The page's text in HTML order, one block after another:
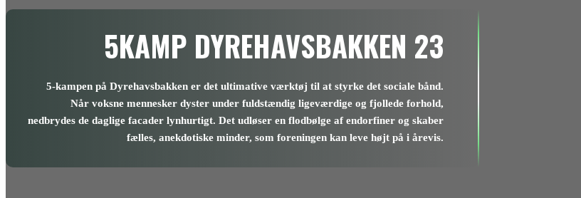
5KAMP DYREHAVSBAKKEN 23
5-kampen på Dyrehavsbakken er det ultimative værktøj til at styrke det sociale bånd.
Når voksne mennesker dyster under fuldstændig ligeværdige og fjollede forhold,
nedbrydes de daglige facader lynhurtigt. Det udløser en flodbølge af endorfiner og skaber
fælles, anekdotiske minder, som foreningen kan leve højt på i årevis.